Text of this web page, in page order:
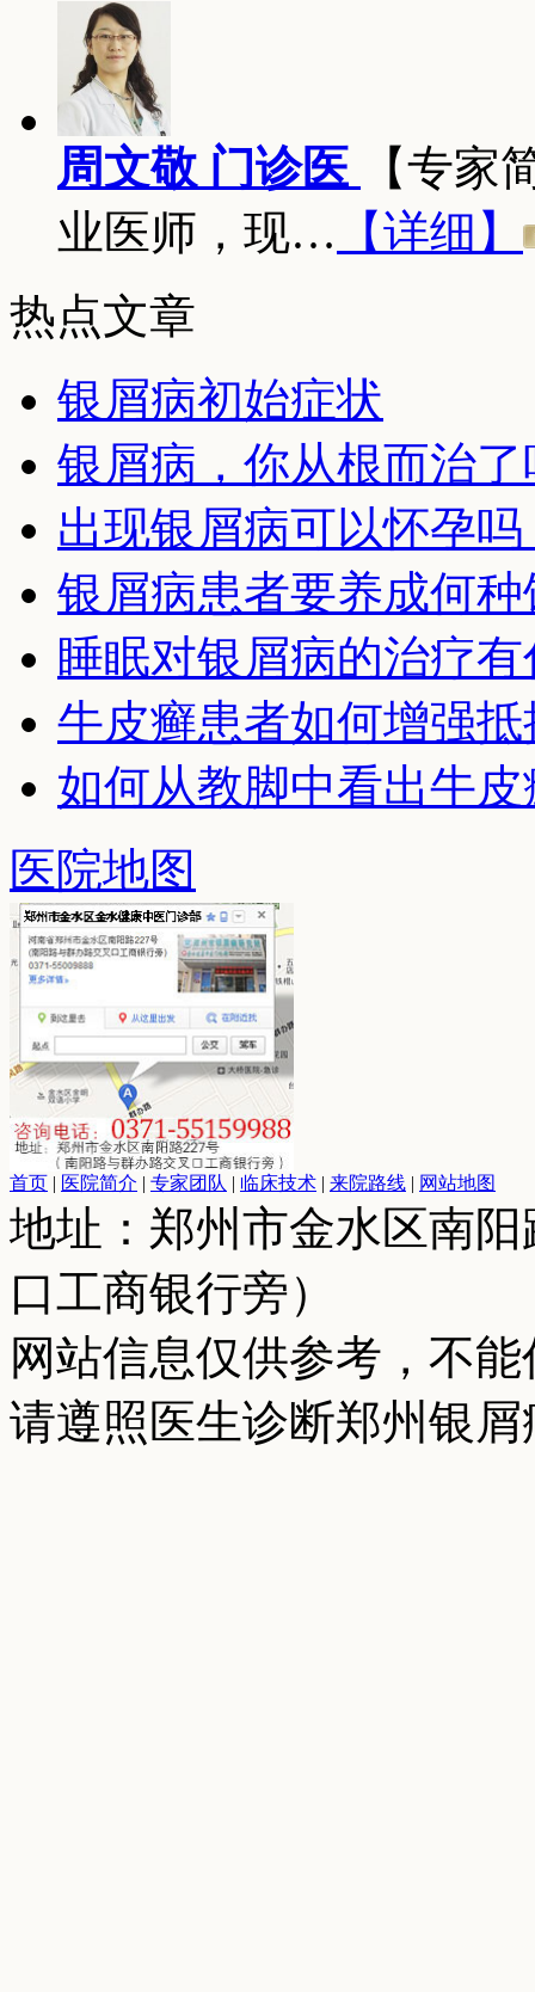
周文敬 门诊医
【专家
业医师，现… 【详细】
热点文章
银屑病初始症状
银屑病，你从根而治了
出现银屑病可以怀孕吗
银屑病患者要养成何
睡眠对银屑病的治疗
牛皮癣患者如何增强抵
如何从教脚中看出牛皮
医院地图
首页 | 医院简介 | 专家团队 | 临床技术 | 来院路线 | 网站地图
地址：郑州市金水区南
口工商银行旁）
网站信息仅供参考，不
请遵照医生诊断郑州银